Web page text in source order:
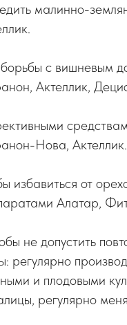
малинно-
с вишневым
Актеллик,
Нова, Актеллик.
избавиться от
Алатар,
не допустить
регулярно
и плодовыми
регулярно